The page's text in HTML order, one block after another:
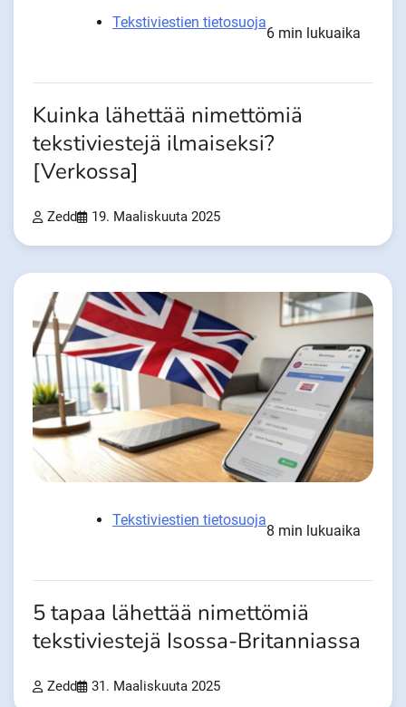
Tekstiviestien tietosuoja
6 min lukuaika
Kuinka lähettää nimettömiä
tekstiviestejä ilmaiseksi?
[Verkossa]
Zedd 19. Maaliskuuta 2025
Tekstiviestien tietosuoja
8 min lukuaika
5 tapaa lähettää nimettömiä
tekstiviestejä Isossa-Britanniassa
Zedd 31. Maaliskuuta 2025